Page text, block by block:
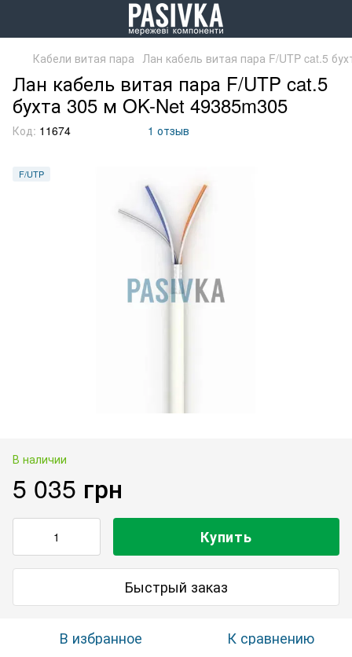
Кабели витая пара Лан кабель витая пара F/UTP cat.5
Лан кабель витая пара F/UTP cat.5
бухта 305 м OK-Net 49385m305
Код: 11674 1 отзыв
F/UTP
В наличии
5 035 грн
Купить
Быстрый заказ
В избранное К сравнению